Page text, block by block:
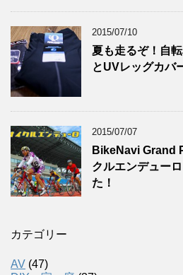
2015/07/10
夏も走るぞ！自
とUVレッグカバ
2015/07/07
BikeNavi Grand
クルエンデュー
た！
カテゴリー
AV (47)